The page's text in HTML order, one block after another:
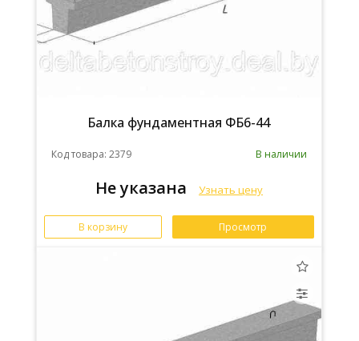
Балка фундаментная ФБ6-44
Код товара: 2379 В наличии
Не указана Узнать цену
В корзину Просмотр